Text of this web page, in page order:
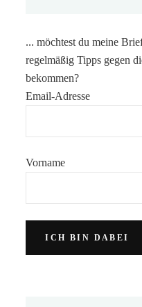
... möchtest du meine
regelmäßig Tipps gegen
bekommen?
Email-Adresse
Vorname